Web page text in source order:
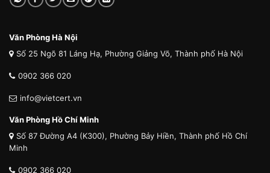
Văn Phòng Hà Nội
Số 25 Ngõ 81 Láng Hạ, Phường Giảng Võ, Thành phố Hà Nội
0902 366 020
info@vietcert.vn
Văn Phòng Hồ Chí Minh
Số 87 Đường A4 (K300), Phường Bảy Hiền, Thành phố Hồ Chí
Minh
0902 366 020